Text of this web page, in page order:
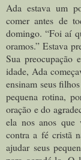
Ada estava um
comer antes de
domingo. “Foi aí
oramos.” Estava
Sua preocupação
idade, Ada
ensinam seus
pequena rotina,
oração e do
ela nos anos que
contra a fé cristã
ajudar seus